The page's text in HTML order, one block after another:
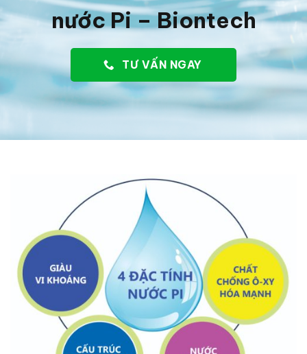
nước Pi – Biontech
TƯ VẤN NGAY